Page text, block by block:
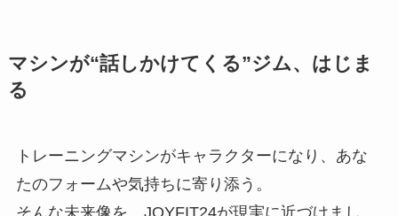
マシンが“話しかけてくる”ジム、はじま
る
トレーニングマシンがキャラクターになり、あな
たのフォームや気持ちに寄り添う。